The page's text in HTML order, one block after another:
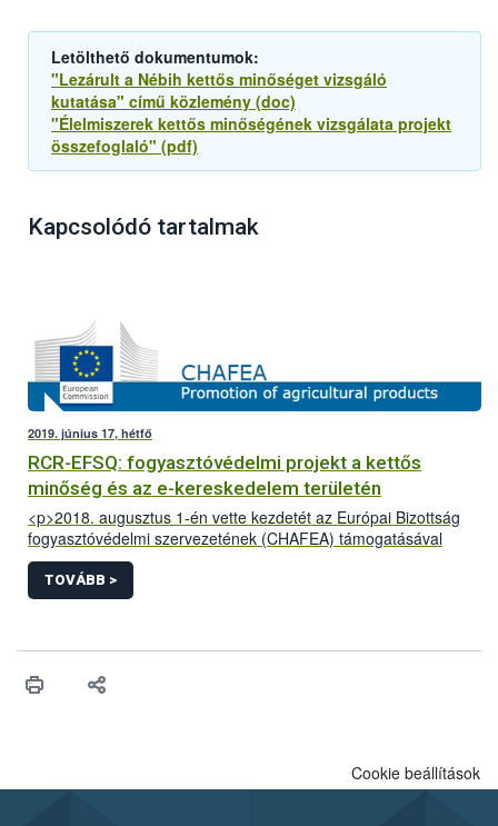
Letölthető dokumentumok:
"Lezárult a Nébih kettős minőséget vizsgáló
kutatása" című közlemény (doc)
"Élelmiszerek kettős minőségének vizsgálata projekt
összefoglaló" (pdf)
Kapcsolódó tartalmak
2019. június 17, hétfő
RCR-EFSQ: fogyasztóvédelmi projekt a kettős
minőség és az e-kereskedelem területén
<p>2018. augusztus 1-én vette kezdetét az Európai Bizottság
fogyasztóvédelmi szervezetének (CHAFEA) támogatásával
megvalósuló RCR-EFSQ – CONS-CPC-JA 811235 kódszámú,
élelmiszerminőséggel foglalkozó, 3 éves fogyasztóvédelmi
projektünk.&nbsp;</p>
TOVÁBB >
Cookie beállítások